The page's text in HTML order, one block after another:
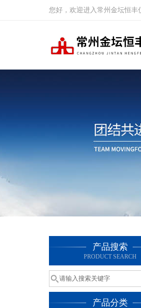
您好，欢迎进入常州金坛恒丰
产品搜索
PRODUCT SEARCH
产品分类